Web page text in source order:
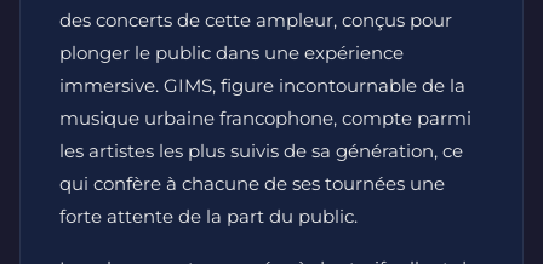
des concerts de cette ampleur, conçus pour
plonger le public dans une expérience
immersive. GIMS, figure incontournable de la
musique urbaine francophone, compte parmi
les artistes les plus suivis de sa génération, ce
qui confère à chacune de ses tournées une
forte attente de la part du public.